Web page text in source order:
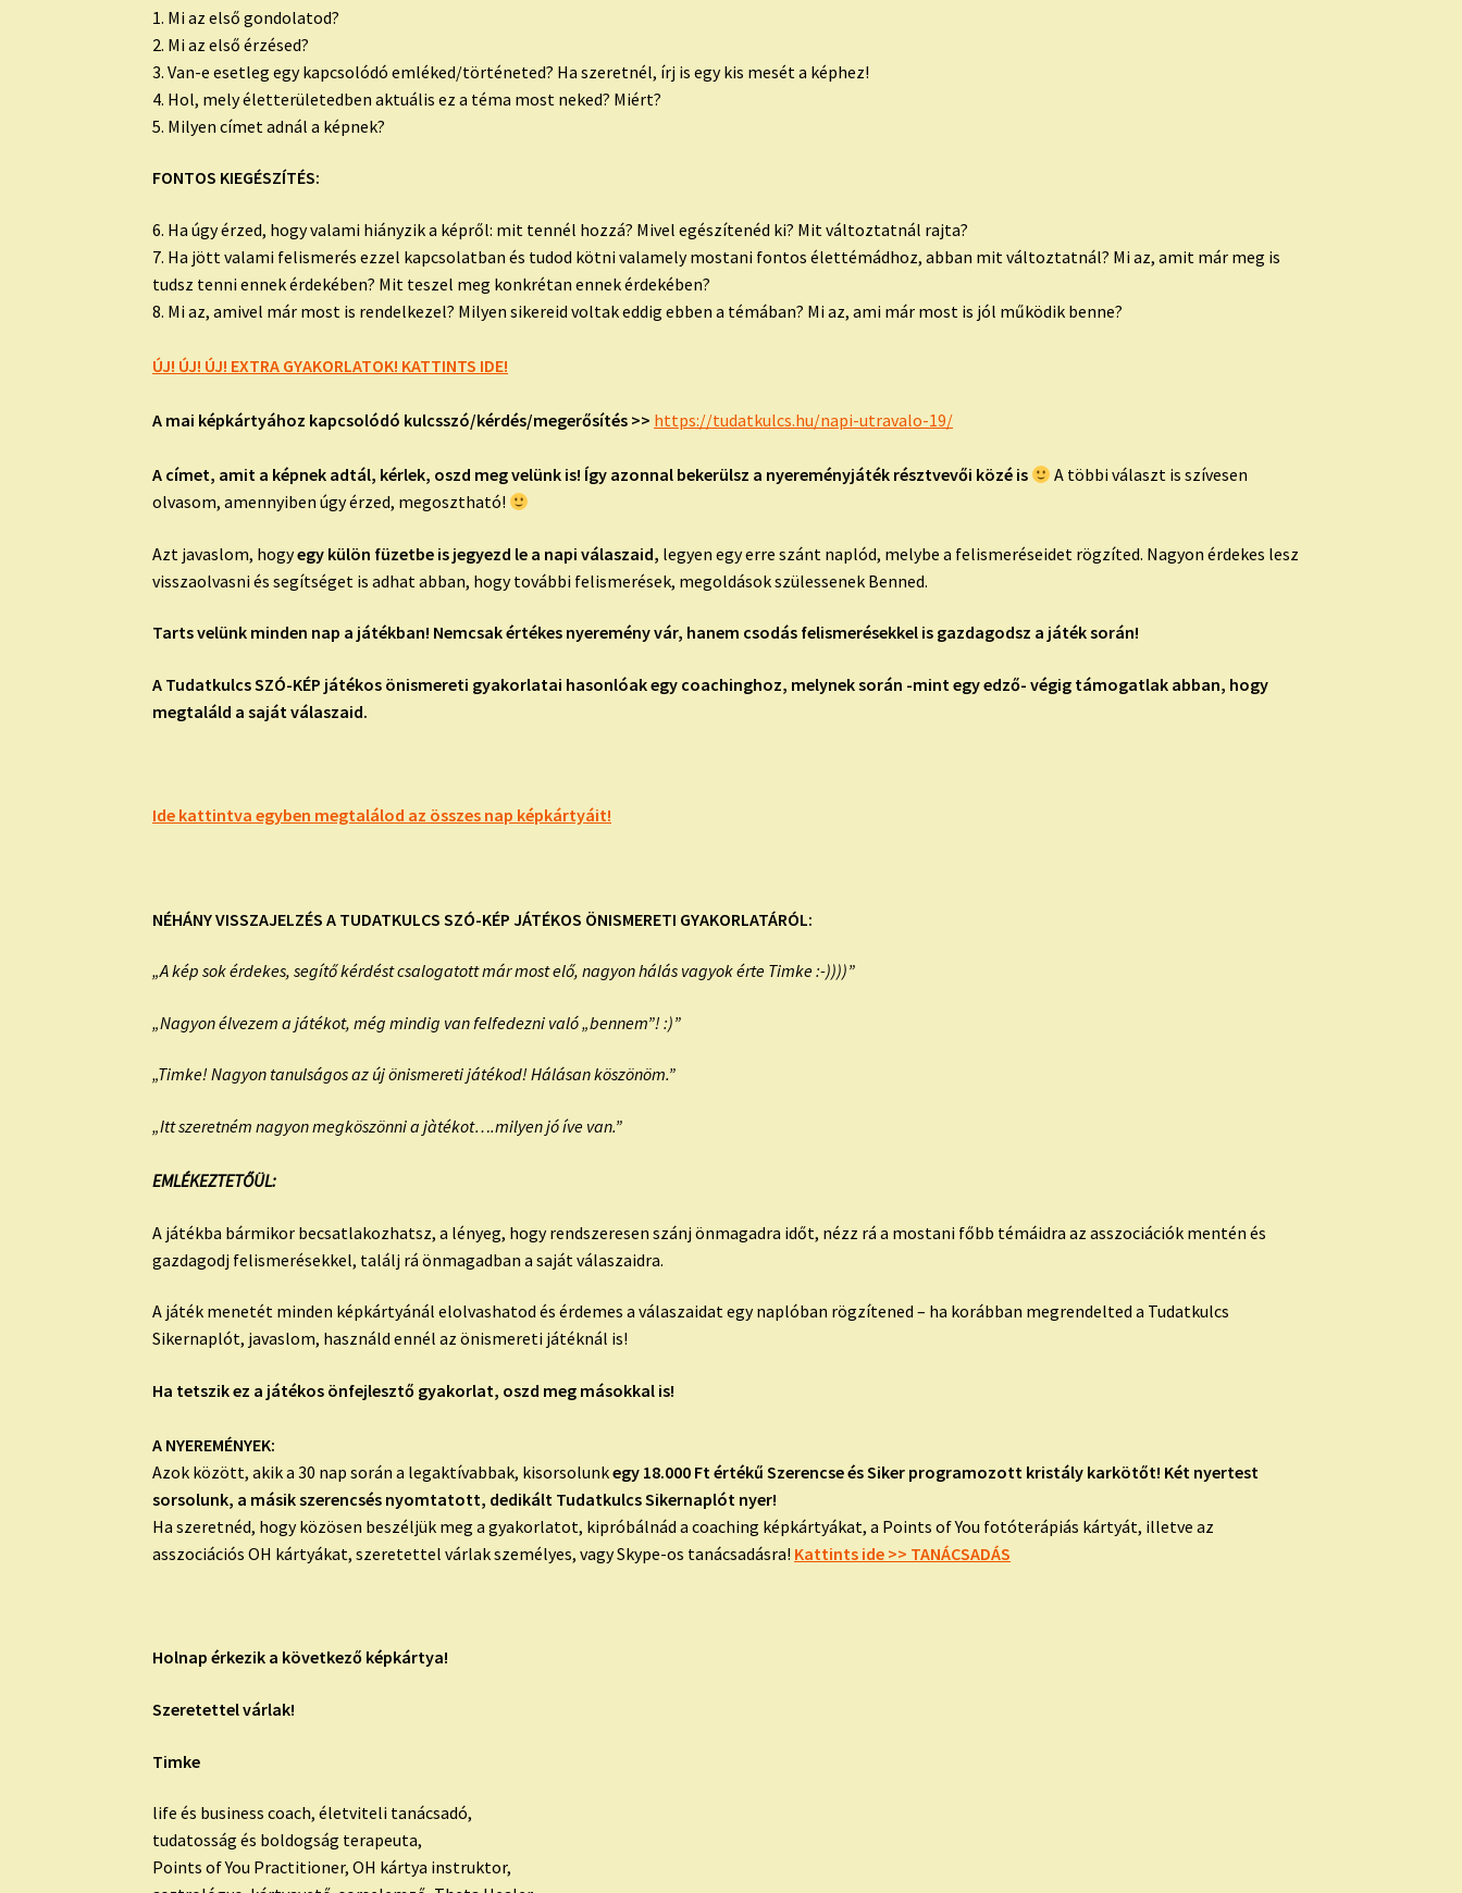
1. Mi az első gondolatod?
2. Mi az első érzésed?
3. Van-e esetleg egy kapcsolódó emléked/történeted? Ha szeretnél, írj is egy kis mesét a képhez!
4. Hol, mely életterületedben aktuális ez a téma most neked? Miért?
5. Milyen címet adnál a képnek?
FONTOS KIEGÉSZÍTÉS:
6. Ha úgy érzed, hogy valami hiányzik a képről: mit tennél hozzá? Mivel egészítenéd ki? Mit változtatnál rajta?
7. Ha jött valami felismerés ezzel kapcsolatban és tudod kötni valamely mostani fontos élettémádhoz, abban mit változtatnál? Mi az, amit már meg is
tudsz tenni ennek érdekében? Mit teszel meg konkrétan ennek érdekében?
8. Mi az, amivel már most is rendelkezel? Milyen sikereid voltak eddig ebben a témában? Mi az, ami már most is jól működik benne?
ÚJ! ÚJ! ÚJ! EXTRA GYAKORLATOK! KATTINTS IDE!
A mai képkártyához kapcsolódó kulcsszó/kérdés/megerősítés >> https://tudatkulcs.hu/napi-utravalo-19/
A címet, amit a képnek adtál, kérlek, oszd meg velünk is! Így azonnal bekerülsz a nyereményjáték résztvevői közé is
A többi választ is szívesen
olvasom, amennyiben úgy érzed, megosztható!
Azt javaslom, hogyegy külön füzetbe is jegyezd le a napi válaszaid, legyen egy erre szánt naplód, melybe a felismeréseidet rögzíted. Nagyon érdekes lesz
visszaolvasni és segítséget is adhat abban, hogy további felismerések, megoldások szülessenek Benned.
Tarts velünk minden nap a játékban! Nemcsak értékes nyeremény vár, hanem csodás felismerésekkel is gazdagodsz a játék során!
A Tudatkulcs SZÓ-KÉP játékos önismereti gyakorlatai hasonlóak egy coachinghoz, melynek során -mint egy edző- végig támogatlak abban, hogy
megtaláld a saját válaszaid.
Ide kattintva egyben megtalálod az összes nap képkártyáit!
NÉHÁNY VISSZAJELZÉS A TUDATKULCS SZÓ-KÉP JÁTÉKOS ÖNISMERETI GYAKORLATÁRÓL:
„A kép sok érdekes, segítő kérdést csalogatott már most elő, nagyon hálás vagyok érte Timke :-))))”
„Nagyon élvezem a játékot, még mindig van felfedezni való „bennem”! :)”
„Timke! Nagyon tanulságos az új önismereti játékod! Hálásan köszönöm.”
„Itt szeretném nagyon megköszönni a jàtékot….milyen jó íve van.”
EMLÉKEZTETŐÜL:
A játékba bármikor becsatlakozhatsz, a lényeg, hogy rendszeresen szánj önmagadra időt, nézz rá a mostani főbb témáidra az asszociációk mentén és
gazdagodj felismerésekkel, találj rá önmagadban a saját válaszaidra.
A játék menetét minden képkártyánál elolvashatod és érdemes a válaszaidat egy naplóban rögzítened – ha korábban megrendelted a Tudatkulcs
Sikernaplót, javaslom, használd ennél az önismereti játéknál is!
Ha tetszik ez a játékos önfejlesztő gyakorlat, oszd meg másokkal is!
A NYEREMÉNYEK:
Azok között, akik a 30 nap során a legaktívabbak, kisorsolunkegy 18.000 Ft értékű Szerencse és Siker programozott kristály karkötőt! Két nyertest
sorsolunk, a másik szerencsés nyomtatott, dedikált Tudatkulcs Sikernaplót nyer!
Ha szeretnéd, hogy közösen beszéljük meg a gyakorlatot, kipróbálnád a coaching képkártyákat, a Points of You fotóterápiás kártyát, illetve az
asszociációs OH kártyákat, szeretettel várlak személyes, vagy Skype-os tanácsadásra! Kattints ide >> TANÁCSADÁS
Holnap érkezik a következő képkártya!
Szeretettel várlak!
Timke
life és business coach, életviteli tanácsadó,
tudatosság és boldogság terapeuta,
Points of You Practitioner, OH kártya instruktor,